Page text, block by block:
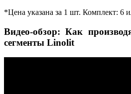
*Цена указана за 1 шт. Комплект: 6
Видео-обзор: Как
сегменты Linolit